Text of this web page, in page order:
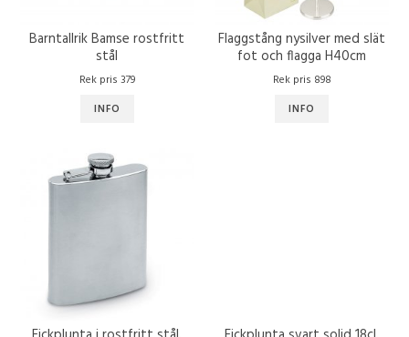
Barntallrik Bamse rostfritt
stål
Rek pris 379
INFO
Flaggstång nysilver med slät
fot och flagga H40cm
Rek pris 898
INFO